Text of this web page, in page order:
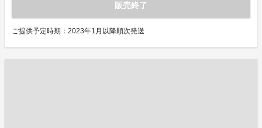
販売終了
ご提供予定時期：2023年1月以降順次発送